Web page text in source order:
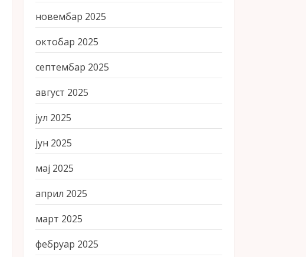
новембар 2025
октобар 2025
септембар 2025
август 2025
јул 2025
јун 2025
мај 2025
април 2025
март 2025
фебруар 2025